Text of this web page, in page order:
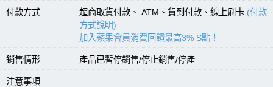
付款方式 超商取貨付款、 ATM、貨到付款、線上刷卡 (付款
方式說明)
加入蘋果會員消費回饋最高3% S點！
銷售情形 產品已暫停銷售/停止銷售/停產
注意事項